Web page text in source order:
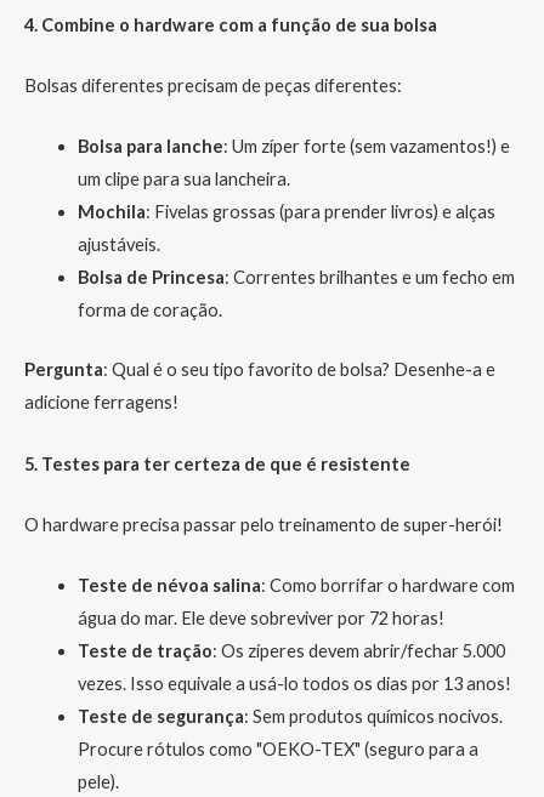
4. Combine o hardware com a função de sua bolsa
Bolsas diferentes precisam de peças diferentes:
Bolsa para lanche: Um zíper forte (sem vazamentos!) e
um clipe para sua lancheira.
Mochila: Fivelas grossas (para prender livros) e alças
ajustáveis.
Bolsa de Princesa: Correntes brilhantes e um fecho em
forma de coração.
Pergunta: Qual é o seu tipo favorito de bolsa? Desenhe-a e
adicione ferragens!
5. Testes para ter certeza de que é resistente
O hardware precisa passar pelo treinamento de super-herói!
Teste de névoa salina: Como borrifar o hardware com
água do mar. Ele deve sobreviver por 72 horas!
Teste de tração: Os zíperes devem abrir/fechar 5.000
vezes. Isso equivale a usá-lo todos os dias por 13 anos!
Teste de segurança: Sem produtos químicos nocivos.
Procure rótulos como "OEKO-TEX" (seguro para a
pele).